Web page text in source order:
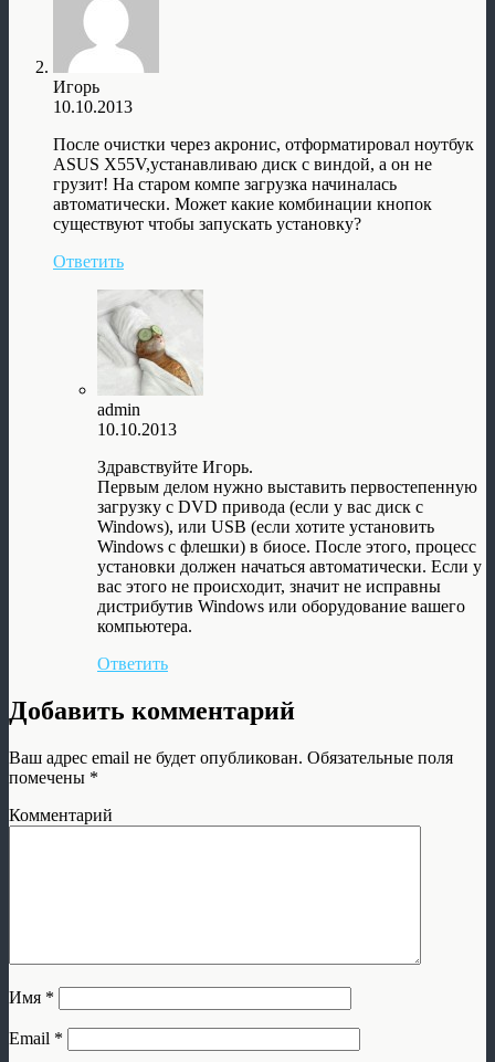
Игорь
10.10.2013
После очистки через акронис, отформатировал ноутбук
ASUS X55V,устанавливаю диск с виндой, а он не
грузит! На старом компе загрузка начиналась
автоматически. Может какие комбинации кнопок
существуют чтобы запускать установку?
Ответить
admin
10.10.2013
Здравствуйте Игорь.
Первым делом нужно выставить первостепенную
загрузку с DVD привода (если у вас диск с
Windows), или USB (если хотите установить
Windows с флешки) в биосе. После этого, процесс
установки должен начаться автоматически. Если у
вас этого не происходит, значит не исправны
дистрибутив Windows или оборудование вашего
компьютера.
Ответить
Добавить комментарий
Ваш адрес email не будет опубликован. Обязательные поля
помечены *
Комментарий
Имя *
Email *